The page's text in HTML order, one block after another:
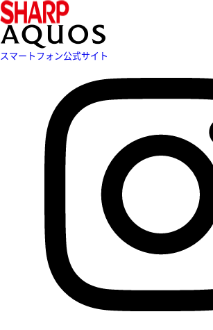
スマートフォン公式サイト